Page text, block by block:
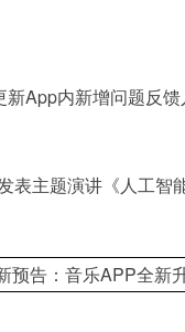
App内新增问题反
主题演讲《人工智